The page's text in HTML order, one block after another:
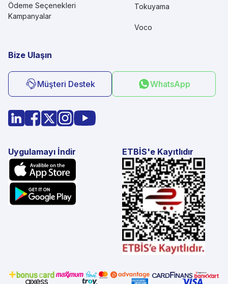
Ödeme Seçenekleri
Kampanyalar
Tokuyama
Voco
Bize Ulaşın
Müşteri Destek WhatsApp
Uygulamayı İndir ETBİS'e Kayıtlıdır